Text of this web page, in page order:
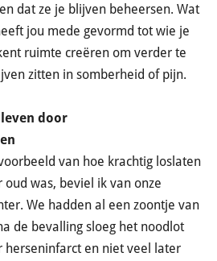
dat ze je blijven beheersen. Wat
jou mede gevormd tot wie je
ruimte creëren om verder te
zitten in somberheid of pijn.
door
van hoe krachtig loslaten
oud was, beviel ik van onze
We hadden al een zoontje van
de bevalling sloeg het noodlot
herseninfarct en niet veel later